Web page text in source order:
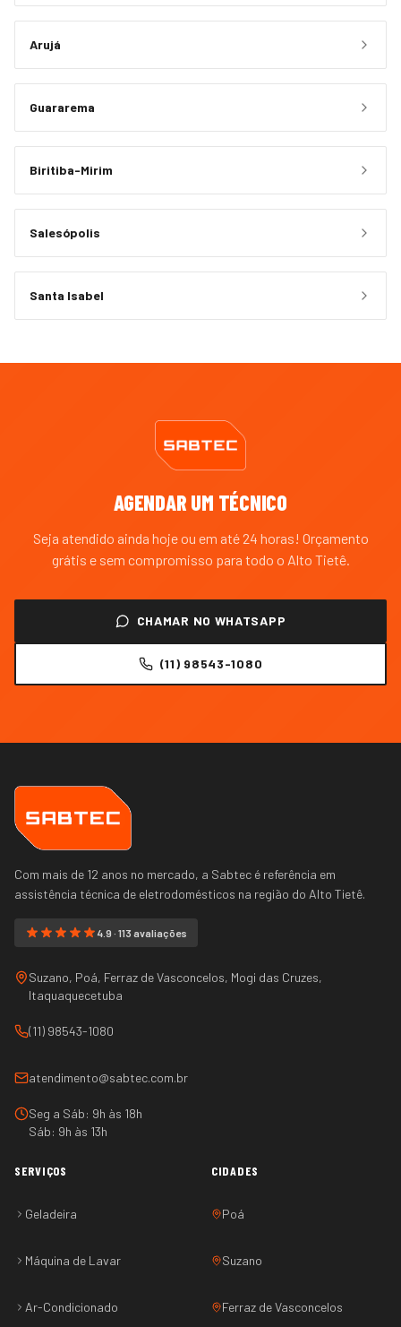
Arujá
Guararema
Biritiba-Mirim
Salesópolis
Santa Isabel
AGENDAR UM TÉCNICO
Seja atendido ainda hoje ou em até 24 horas! Orçamento
grátis e sem compromisso para todo o Alto Tietê.
CHAMAR NO WHATSAPP
(11) 98543-1080
Com mais de 12 anos no mercado, a Sabtec é referência em
assistência técnica de eletrodomésticos na região do Alto Tietê.
4.9 · 113 avaliações
Suzano, Poá, Ferraz de Vasconcelos, Mogi das Cruzes,
Itaquaquecetuba
(11) 98543-1080
atendimento@sabtec.com.br
Seg a Sáb: 9h às 18h
Sáb: 9h às 13h
SERVIÇOS
Geladeira
Máquina de Lavar
Ar-Condicionado
CIDADES
Poá
Suzano
Ferraz de Vasconcelos